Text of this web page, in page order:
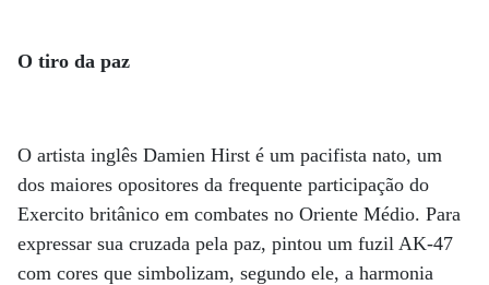
O tiro da paz
O artista inglês Damien Hirst é um pacifista nato, um
dos maiores opositores da frequente participação do
Exercito britânico em combates no Oriente Médio. Para
expressar sua cruzada pela paz, pintou um fuzil AK-47
com cores que simbolizam, segundo ele, a harmonia